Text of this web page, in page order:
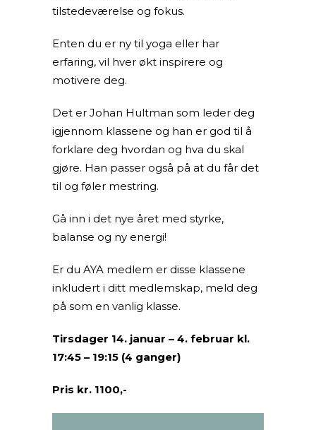
tilstedeværelse og fokus.
Enten du er ny til yoga eller har
erfaring, vil hver økt inspirere og
motivere deg.
Det er Johan Hultman som leder deg
igjennom klassene og han er god til å
forklare deg hvordan og hva du skal
gjøre. Han passer også på at du får det
til og føler mestring.
Gå inn i det nye året med styrke,
balanse og ny energi!
Er du AYA medlem er disse klassene
inkludert i ditt medlemskap, meld deg
på som en vanlig klasse.
Tirsdager 14. januar – 4. februar kl.
17:45 – 19:15 (4 ganger)
Pris kr. 1100,-